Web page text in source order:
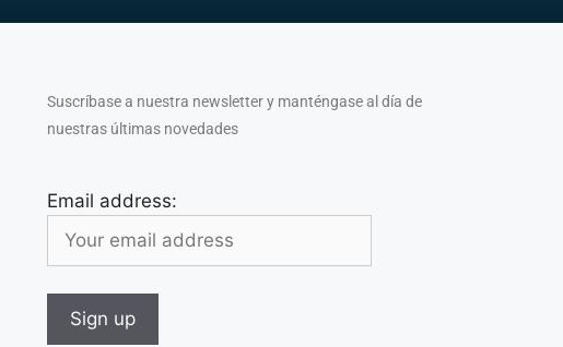
Suscríbase a nuestra newsletter y manténgase al día de
nuestras últimas novedades
Email address: